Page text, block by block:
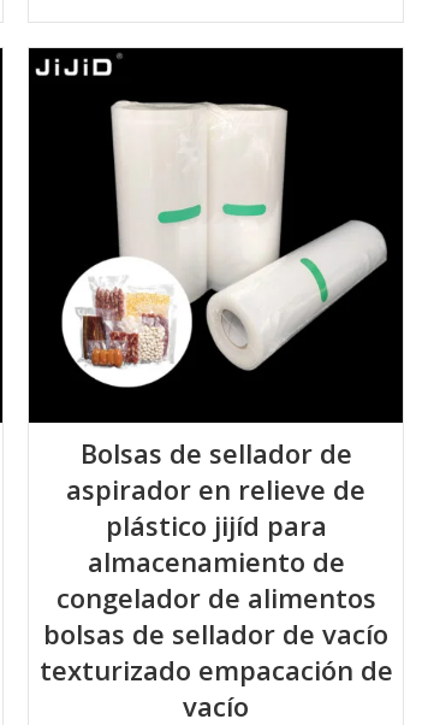
Bolsas de sellador de
aspirador en relieve de
plástico jijíd para
almacenamiento de
congelador de alimentos
bolsas de sellador de vacío
texturizado empacación de
vacío